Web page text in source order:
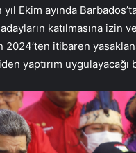
Ekim ayında
katılmasına
itibaren
yaptırım uygulayacağı